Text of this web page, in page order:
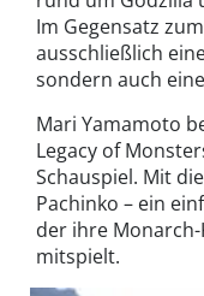
Im Gegensatz
ausschließlich
sondern auch
Mari Yamamoto
Legacy of
Schauspiel. Mit
Pachinko – ein
der ihre Monarch-
mitspielt.